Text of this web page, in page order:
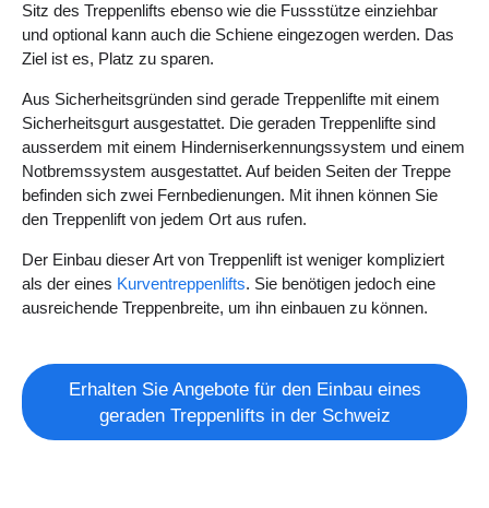
Sitz des Treppenlifts ebenso wie die Fussstütze einziehbar
und optional kann auch die Schiene eingezogen werden. Das
Ziel ist es, Platz zu sparen.
Aus Sicherheitsgründen sind gerade Treppenlifte mit einem
Sicherheitsgurt ausgestattet. Die geraden Treppenlifte sind
ausserdem mit einem Hinderniserkennungssystem und einem
Notbremssystem ausgestattet. Auf beiden Seiten der Treppe
befinden sich zwei Fernbedienungen. Mit ihnen können Sie
den Treppenlift von jedem Ort aus rufen.
Der Einbau dieser Art von Treppenlift ist weniger kompliziert
als der eines Kurventreppenlifts. Sie benötigen jedoch eine
ausreichende Treppenbreite, um ihn einbauen zu können.
Erhalten Sie Angebote für den Einbau eines
geraden Treppenlifts in der Schweiz